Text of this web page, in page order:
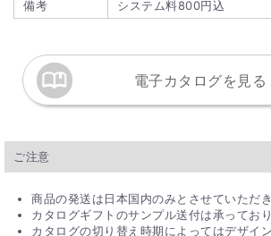
備考
システム料800円込
電子カタログを見る
ご注意
商品の発送は日本国内のみとさせていただき
カタログギフトのサンプル送付は承っており
カタログの切り替え時期によってはデザイ